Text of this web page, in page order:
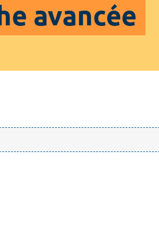
avancée